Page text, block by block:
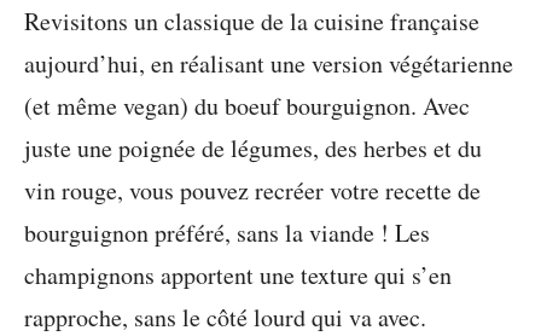
Revisitons un classique de la cuisine française
aujourd’hui, en réalisant une version végétarienne
(et même vegan) du boeuf bourguignon. Avec
juste une poignée de légumes, des herbes et du
vin rouge, vous pouvez recréer votre recette de
bourguignon préféré, sans la viande ! Les
champignons apportent une texture qui s’en
rapproche, sans le côté lourd qui va avec.